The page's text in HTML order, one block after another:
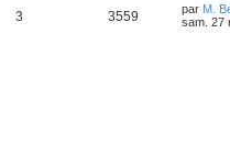
3 3559 par M.
sam. 27